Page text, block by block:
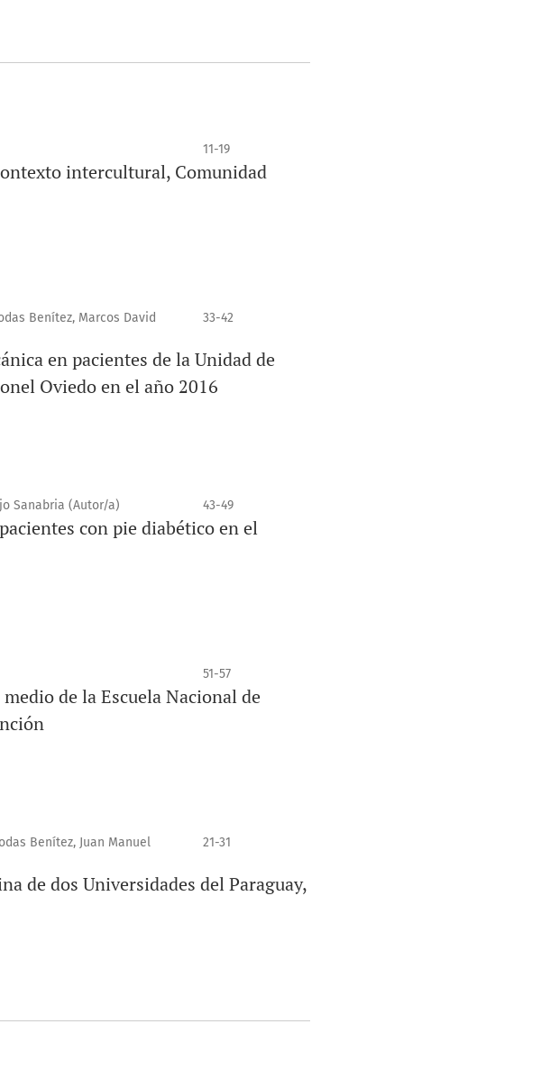
11-19
intercultural, Comunidad
Benítez, Marcos David
33-42
en pacientes de la Unidad de
Oviedo en el año 2016
Sanabria (Autor/a) 43-49
con pie diabético en el
51-57
de la Escuela Nacional de
Benítez, Juan Manuel
21-31
de dos Universidades del Paraguay,